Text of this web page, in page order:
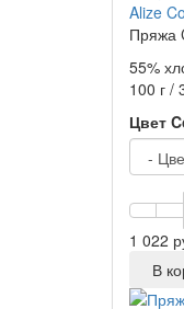
Alize
Пряжа
55%
100 г /
Цвет
1 022
В